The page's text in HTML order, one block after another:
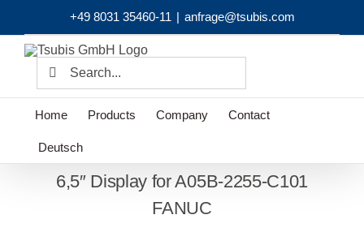
content
+49 8031 35460-11 | anfrage@tsubis.com
Search
Home Products Company Contact
Deutsch
6,5″ Display for A05B-2255-C101
FANUC